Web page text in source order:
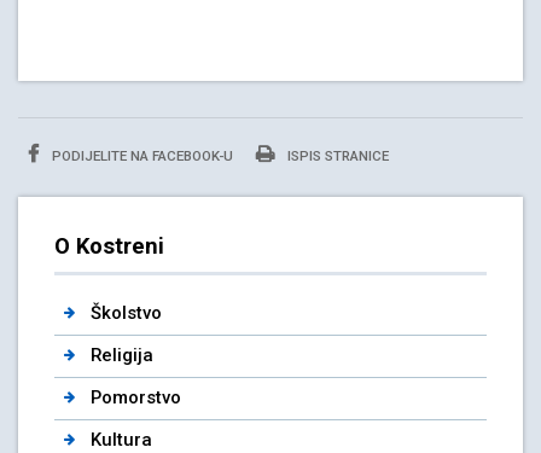
PODIJELITE NA FACEBOOK-U ISPIS STRANICE
O Kostreni
Školstvo
Religija
Pomorstvo
Kultura